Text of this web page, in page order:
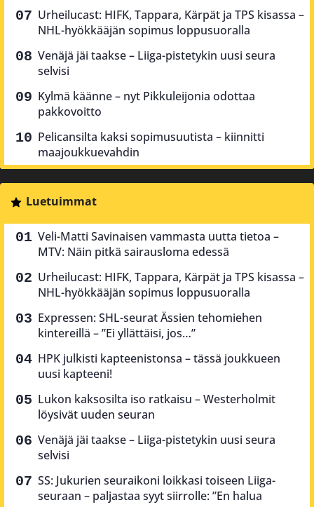
Urheilucast: HIFK, Tappara, Kärpät ja TPS kisassa –
NHL-hyökkääjän sopimus loppusuoralla
Venäjä jäi taakse – Liiga-pistetykin uusi seura
selvisi
Kylmä käänne – nyt Pikkuleijonia odottaa
pakkovoitto
Pelicansilta kaksi sopimusuutista – kiinnitti
maajoukkuevahdin
Luetuimmat
Veli-Matti Savinaisen vammasta uutta tietoa –
MTV: Näin pitkä sairausloma edessä
Urheilucast: HIFK, Tappara, Kärpät ja TPS kisassa –
NHL-hyökkääjän sopimus loppusuoralla
Expressen: SHL-seurat Ässien tehomiehen
kintereillä – ”Ei yllättäisi, jos…”
HPK julkisti kapteenistonsa – tässä joukkueen
uusi kapteeni!
Lukon kaksosilta iso ratkaisu – Westerholmit
löysivät uuden seuran
Venäjä jäi taakse – Liiga-pistetykin uusi seura
selvisi
SS: Jukurien seuraikoni loikkasi toiseen Liiga-
seuraan – paljastaa syyt siirrolle: ”En halua